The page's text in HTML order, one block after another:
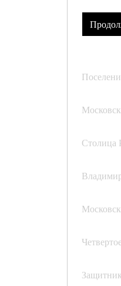
Столица